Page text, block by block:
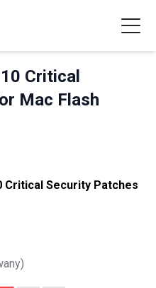
Critical
Mac Flash
Critical Security Patches